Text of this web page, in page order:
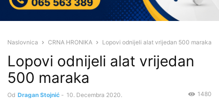
Naslovnica CRNA HRONIKA Lopovi odnijeli alat vrijedan 500 maraka
Lopovi odnijeli alat vrijedan
500 maraka
Od Dragan Stojnić - 10. Decembra 2020. 1480